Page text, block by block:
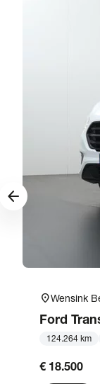
location_onWensink
Ford
124.264 km
€ 18.500
arrow_forward